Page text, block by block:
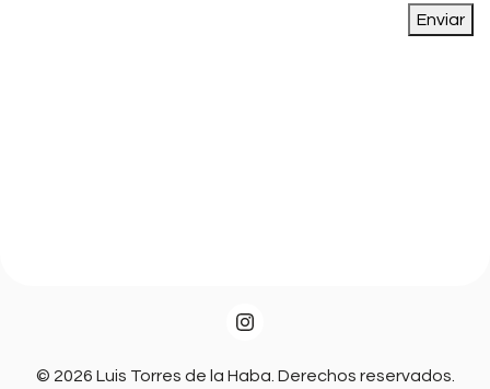
Enviar
© 2026 Luis Torres de la Haba. Derechos reservados.